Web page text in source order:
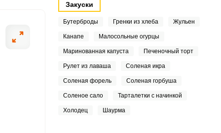
Закуски
Бутерброды Гренки из хлеба Жульен
Канапе Малосольные огурцы
Маринованная капуста Печеночный торт
Рулет из лаваша Соленая икра
Соленая форель Соленая горбуша
Соленое сало Тарталетки с начинкой
Холодец Шаурма
Овощи и